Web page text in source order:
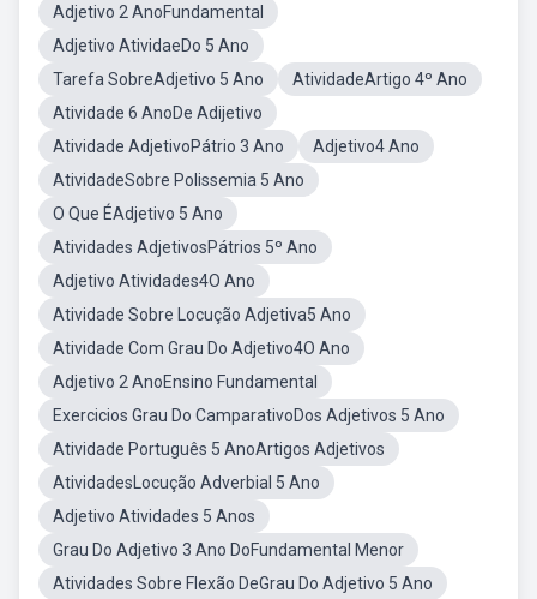
Adjetivo 2 AnoFundamental
Adjetivo AtividaeDo 5 Ano
Tarefa SobreAdjetivo 5 Ano
AtividadeArtigo 4º Ano
Atividade 6 AnoDe Adijetivo
Atividade AdjetivoPátrio 3 Ano
Adjetivo4 Ano
AtividadeSobre Polissemia 5 Ano
O Que ÉAdjetivo 5 Ano
Atividades AdjetivosPátrios 5º Ano
Adjetivo Atividades4O Ano
Atividade Sobre Locução Adjetiva5 Ano
Atividade Com Grau Do Adjetivo4O Ano
Adjetivo 2 AnoEnsino Fundamental
Exercicios Grau Do CamparativoDos Adjetivos 5 Ano
Atividade Português 5 AnoArtigos Adjetivos
AtividadesLocução Adverbial 5 Ano
Adjetivo Atividades 5 Anos
Grau Do Adjetivo 3 Ano DoFundamental Menor
Atividades Sobre Flexão DeGrau Do Adjetivo 5 Ano